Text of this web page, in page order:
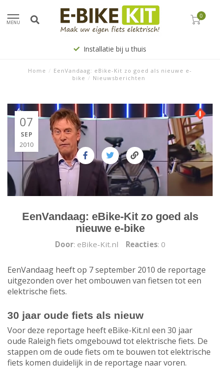
MENU
0
Installatie bij u thuis
Home / EenVandaag: eBike-Kit zo goed als nieuwe e-
bike / Nieuwsberichten
07
SEP
2010
EenVandaag: eBike-Kit zo goed als
nieuwe e-bike
Door: eBike-Kit.nl Reacties: 0
EenVandaag heeft op 7 september 2010 de reportage
uitgezonden over het ombouwen van fietsen tot een
elektrische fiets.
30 jaar oude fiets als nieuw
Voor deze reportage heeft eBike-Kit.nl een 30 jaar
oude Raleigh fiets omgebouwd tot elektrische fiets. De
stappen om de oude fiets om te bouwen tot elektrische
fiets komen duidelijk in de reportage naar voren.